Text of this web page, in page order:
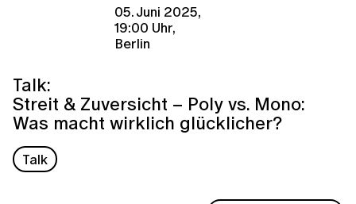
05. Juni 2025,
19:00 Uhr,
Berlin
Talk:
Streit & Zuversicht – Poly vs. Mono:
Was macht wirklich glücklicher?
Talk